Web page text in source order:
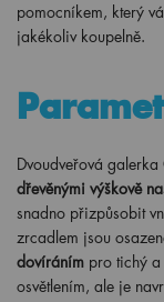
pomocníkem, který
jakékoliv koupelně.
Dvoudveřová
dřevěnými výškově
snadno přizpůsobit
zrcadlem jsou
dovíráním pro tichý
osvětlením, ale je